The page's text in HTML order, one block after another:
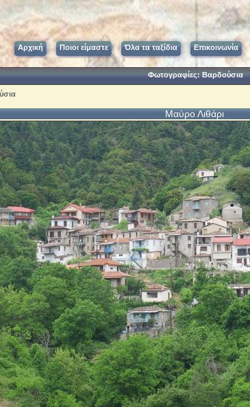
Αρχική Ποιοι είμαστε Όλα τα ταξίδια Επικοινωνία
Φωτογραφίες: Βαρδούσια
Μαύρο Λιθάρι